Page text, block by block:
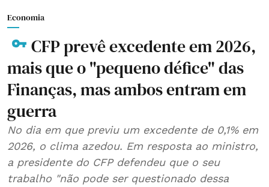
Economia
CFP prevê excedente em 2026,
mais que o "pequeno défice" das
Finanças, mas ambos entram em
guerra
No dia em que previu um excedente de 0,1% em
2026, o clima azedou. Em resposta ao ministro,
a presidente do CFP defendeu que o seu
trabalho "não pode ser questionado dessa